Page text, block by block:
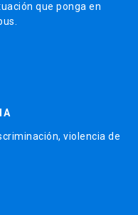
que ponga en
violencia de